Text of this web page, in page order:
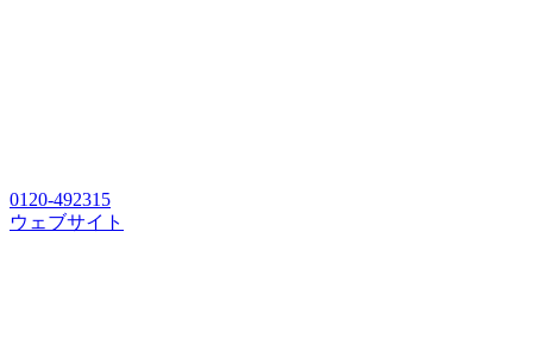
0120-492315
ウェブサイト